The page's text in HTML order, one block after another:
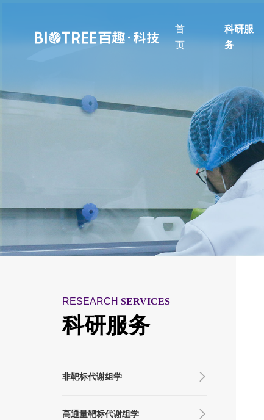
首
页
科研服
务
RESEARCH SERVICES
科研服务
非靶标代谢组学
高通量靶标代谢组学